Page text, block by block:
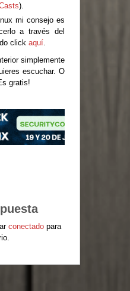
).
mi consejo es
a través del
click aquí.
simplemente
escuchar. O
gratis!
conectado para